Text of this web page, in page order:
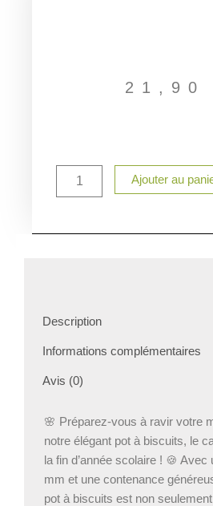
21,90
biscuit
Ajouter au
Description
Informations complémentaires
Avis (0)
🌸 Préparez-vous à ravir votre
notre élégant pot à biscuits, le
la fin d’année scolaire ! 🍪
mm et une contenance
pot à biscuits est non